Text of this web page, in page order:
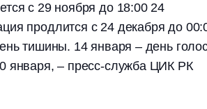
с 29 ноября до 18:00 24
продлится с 24 декабря до
тишины. 14 января – день
января, – пресс-служба ЦИК РК